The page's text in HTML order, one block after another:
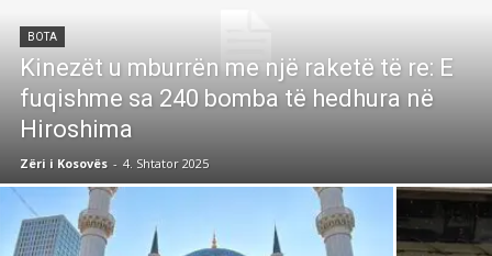
BOTA
Kinezët u mburrën me një raketë të re: E
fuqishme sa 240 bomba të hedhura në
Hiroshima
Zëri i Kosovës - 4. Shtator 2025